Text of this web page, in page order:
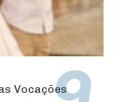
Vocações